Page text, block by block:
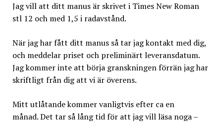
Jag vill att ditt manus är skrivet i Times New Roman
stl 12 och med 1,5 i radavstånd.
När jag har fått ditt manus så tar jag kontakt med dig,
och meddelar priset och preliminärt leveransdatum.
Jag kommer inte att börja granskningen förrän jag har
skriftligt från dig att vi är överens.
Mitt utlåtande kommer vanligtvis efter ca en
månad. Det tar så lång tid för att jag vill läsa noga –